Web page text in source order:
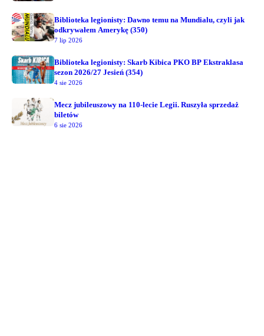
Biblioteka legionisty: Dawno temu na Mundialu, czyli jak
odkrywałem Amerykę (350)
7 lip 2026
Biblioteka legionisty: Skarb Kibica PKO BP Ekstraklasa
sezon 2026/27 Jesień (354)
4 sie 2026
Mecz jubileuszowy na 110-lecie Legii. Ruszyła sprzedaż
biletów
6 sie 2026